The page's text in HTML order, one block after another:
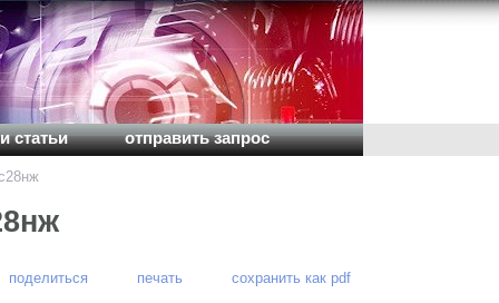
статьи отправить запрос
поделиться печать сохранить как pdf